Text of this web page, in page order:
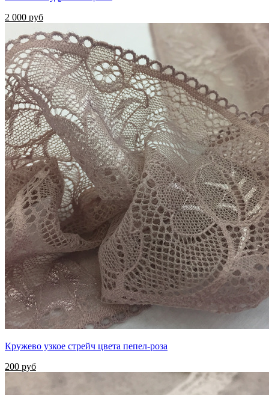
2 000 руб
Кружево узкое стрейч цвета пепел-роза
200 руб